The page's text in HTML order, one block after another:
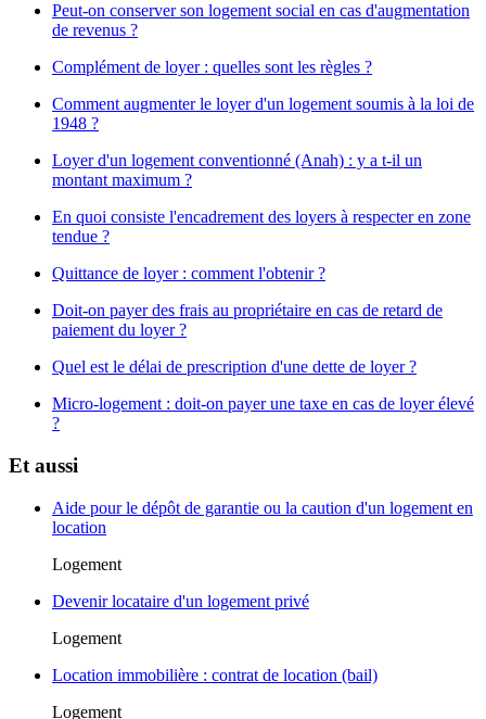
Peut-on conserver son logement social en cas d'augmentation
de revenus ?
Complément de loyer : quelles sont les règles ?
Comment augmenter le loyer d'un logement soumis à la loi de
1948 ?
Loyer d'un logement conventionné (Anah) : y a t-il un
montant maximum ?
En quoi consiste l'encadrement des loyers à respecter en zone
tendue ?
Quittance de loyer : comment l'obtenir ?
Doit-on payer des frais au propriétaire en cas de retard de
paiement du loyer ?
Quel est le délai de prescription d'une dette de loyer ?
Micro-logement : doit-on payer une taxe en cas de loyer élevé
?
Et aussi
Aide pour le dépôt de garantie ou la caution d'un logement en
location
Logement
Devenir locataire d'un logement privé
Logement
Location immobilière : contrat de location (bail)
Logement